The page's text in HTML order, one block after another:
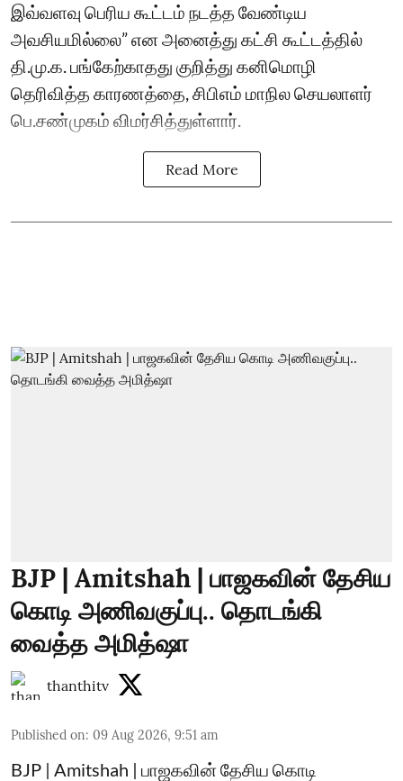
இவ்வளவு பெரிய கூட்டம் நடத்த வேண்டிய
அவசியமில்லை” என அனைத்து கட்சி கூட்டத்தில்
தி.மு.க. பங்கேற்காதது குறித்து கனிமொழி
தெரிவித்த காரணத்தை, சிபிஎம் மாநில செயலாளர்
பெ.சண்முகம் விமர்சித்துள்ளார்.
Read More
BJP | Amitshah | பாஜகவின் தேசிய
கொடி அணிவகுப்பு.. தொடங்கி
வைத்த அமித்ஷா
thanthitv
Published on: 09 Aug 2026, 9:51 am
BJP | Amitshah | பாஜகவின் தேசிய கொடி